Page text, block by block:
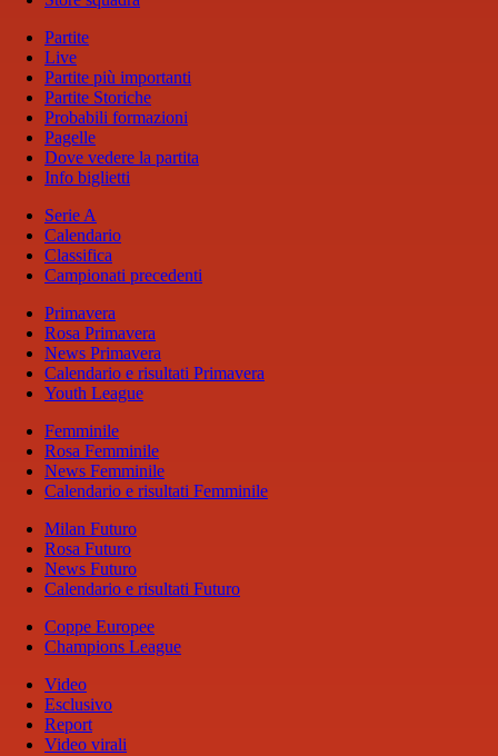
Partite
Live
Partite più importanti
Partite Storiche
Probabili formazioni
Pagelle
Dove vedere la partita
Info biglietti
Serie A
Calendario
Classifica
Campionati precedenti
Primavera
Rosa Primavera
News Primavera
Calendario e risultati Primavera
Youth League
Femminile
Rosa Femminile
News Femminile
Calendario e risultati Femminile
Milan Futuro
Rosa Futuro
News Futuro
Calendario e risultati Futuro
Coppe Europee
Champions League
Video
Esclusivo
Report
Video virali